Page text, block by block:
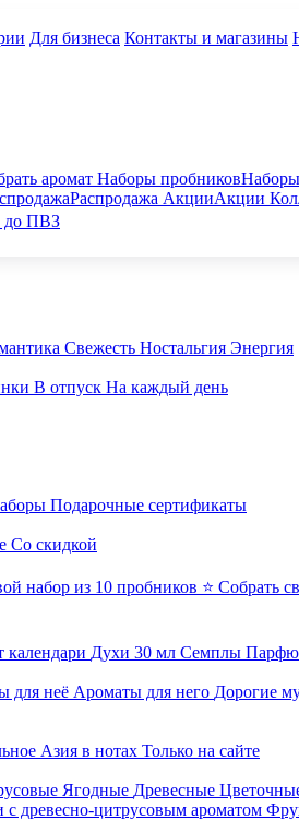
Для бизнеса Контакты и магазины
аромат Наборы пробников
Распродажа АкцииАкции
до ПВЗ
Свежесть Ностальгия Энергия
В отпуск На каждый день
Подарочные сертификаты
Со скидкой
набор из 10 пробников ⭐ Собрать
календари Духи 30 мл Семплы
для неё Ароматы для него Дорогие
Азия в нотах Только на сайте
Ягодные Древесные
с древесно-цитрусовым ароматом